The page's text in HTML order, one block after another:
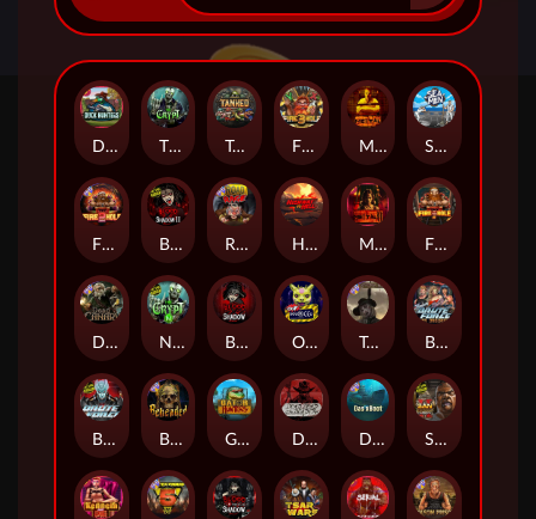
Seamen
Duck Hunters Fire in the Hole 3
Dead, Dead, or Deader
Highway to Hell
Brute Force
Mental 2
San Quentin 2: Death Row
Blood & Shadow
Blood & Shadow 2
Mental
The Crypt
Outsourced
Beheaded
Brute Force: Alien Onslaught
Nexus The Crypt
Gator Hunters
Tombstone RIP
Fire in the Hole 2
Tanked
Fire In The Hole xBomb
Das xBoot
Road Rage
Dead Canary